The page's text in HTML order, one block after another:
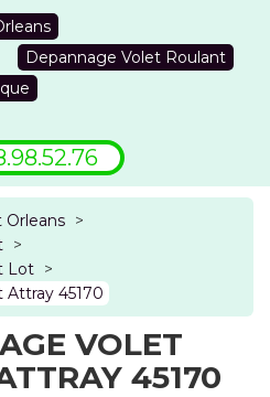
Depannage Volet Roulant
Orleans >
>
Lot >
45170
VOLET
45170